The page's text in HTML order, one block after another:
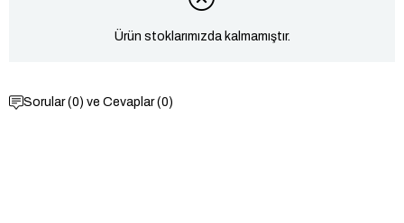
Ürün stoklarımızda kalmamıştır.
Sorular (0) ve Cevaplar (0)